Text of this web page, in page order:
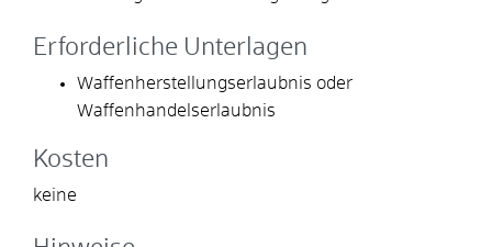
Erforderliche Unterlagen
Waffenherstellungserlaubnis oder
Waffenhandelserlaubnis
Kosten
keine